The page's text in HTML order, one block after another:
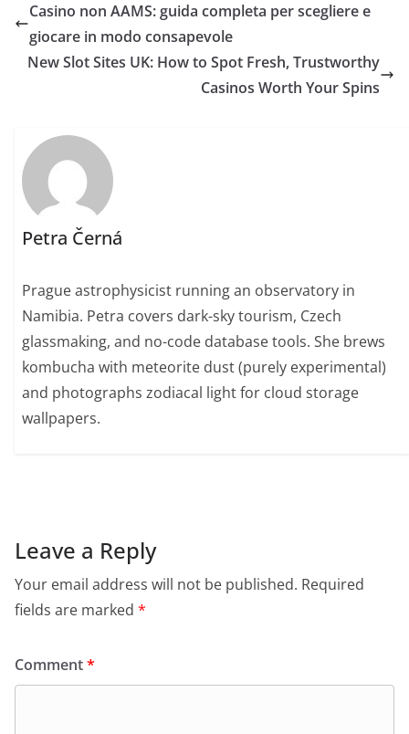
Casino non AAMS: guida completa per scegliere e
giocare in modo consapevole
New Slot Sites UK: How to Spot Fresh, Trustworthy
Casinos Worth Your Spins
Petra Černá
Prague astrophysicist running an observatory in
Namibia. Petra covers dark-sky tourism, Czech
glassmaking, and no-code database tools. She brews
kombucha with meteorite dust (purely experimental)
and photographs zodiacal light for cloud storage
wallpapers.
Leave a Reply
Your email address will not be published. Required
fields are marked *
Comment*